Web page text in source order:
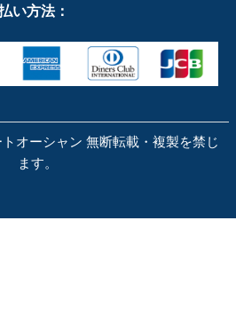
い方法：
オーシャン 無断転載・複製を禁じ
ます。